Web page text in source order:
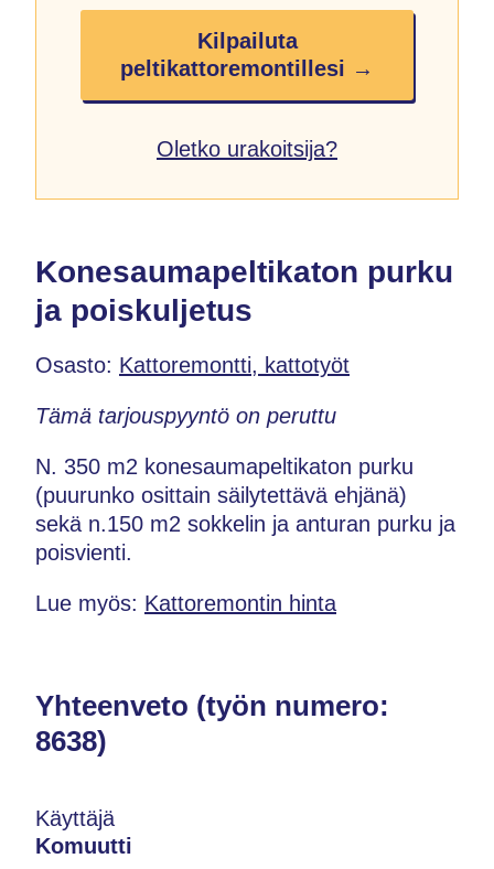
Kilpailuta
peltikattoremontillesi →
Oletko urakoitsija?
Konesaumapeltikaton purku
ja poiskuljetus
Osasto: Kattoremontti, kattotyöt
Tämä tarjouspyyntö on peruttu
N. 350 m2 konesaumapeltikaton purku
(puurunko osittain säilytettävä ehjänä)
sekä n.150 m2 sokkelin ja anturan purku ja
poisvienti.
Lue myös: Kattoremontin hinta
Yhteenveto (työn numero:
8638)
Käyttäjä
Komuutti